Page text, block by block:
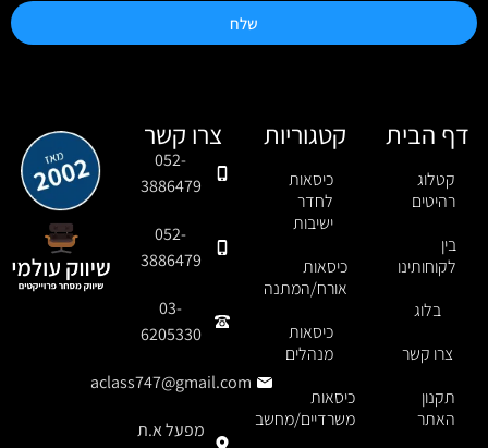
שלח
צרו קשר
052-
3886479
052-
3886479
03-
6205330
aclass747@gmail.com
מפעל א.ת
קטגוריות
כיסאות
לחדר
ישיבות
כיסאות
אורח/המתנה
כיסאות
מנהלים
כיסאות
משרדיים/מחשב
דף הבית
קטלוג
רהיטים
בין
לקוחותינו
בלוג
צרו קשר
תקנון
האתר